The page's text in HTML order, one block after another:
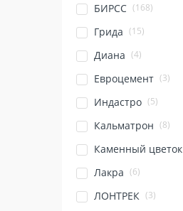
БИРСС (168)
Грида (15)
Диана (4)
Евроцемент (3)
Индастро (5)
Кальматрон (8)
Каменный цветок
Лакра (6)
ЛОНТРЕК (3)